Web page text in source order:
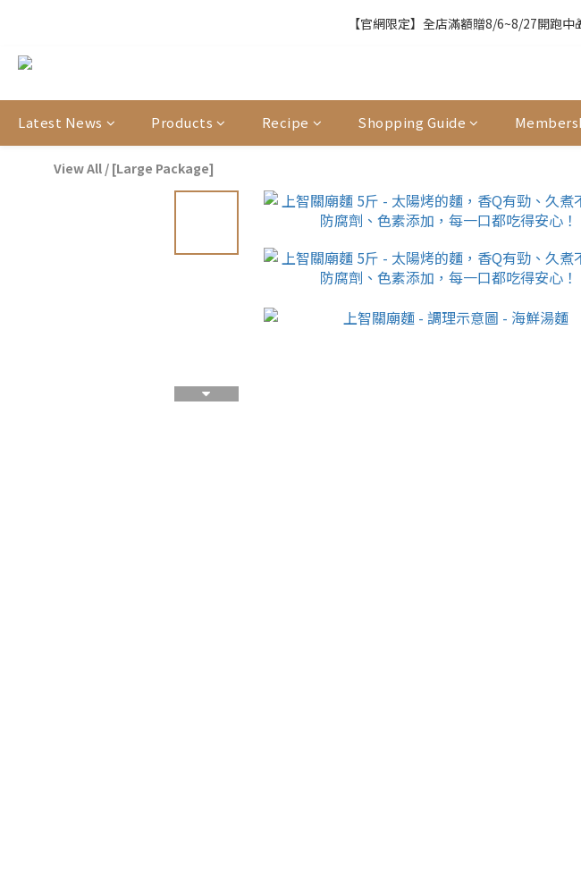
【官網限定】全店滿額贈8/6~8/27開跑中
【結帳提醒】下單前請再次確認品項及數量。修
【官網限定】全店滿額贈8/6~8/27開跑中
Latest News Products Recipe Shopping Guide
View All / [Large Package]